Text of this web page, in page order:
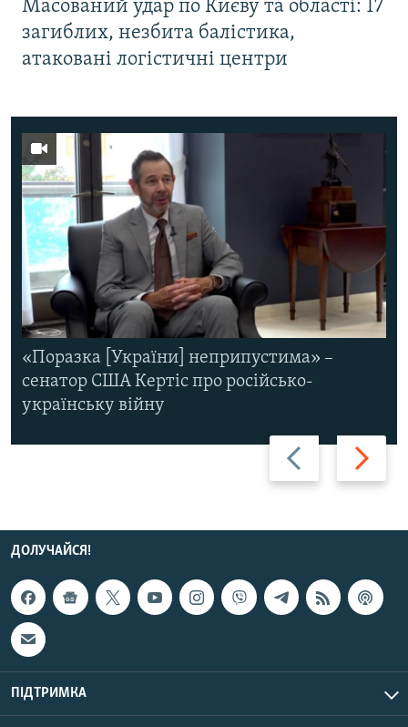
Масований удар по Києву та області: 17
загиблих, незбита балістика,
атаковані логістичні центри
Назад Вперед
«Поразка [України] неприпустима» –
сенатор США Кертіс про російсько-
українську війну
ДОЛУЧАЙСЯ!
ПІДТРИМКА